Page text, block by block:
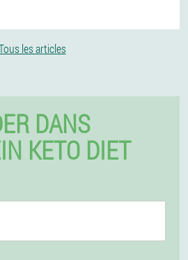
les articles
DANS
KETO DIET